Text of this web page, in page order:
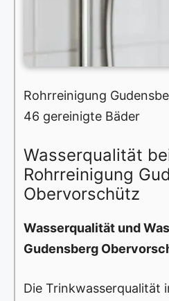
Rohrreinigung
46 gereinigte Bäder
Wasserqualität
Rohrreinigung
Obervorschütz
Wasserqualität und
Gudensberg
Die Trinkwasserqualität